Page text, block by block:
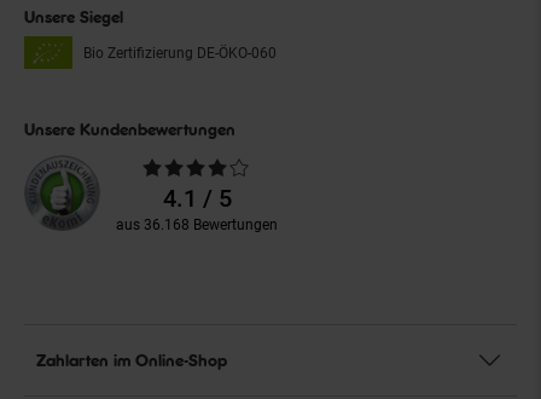
Unsere Siegel
Bio Zertifizierung DE-ÖKO-060
Unsere Kundenbewertungen
Durchschnittliche
Bewertungen4.1 / 5
aus 36.168 Bewertungen
Zahlarten im Online-Shop